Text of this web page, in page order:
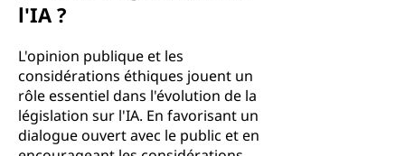
l'IA ?
L'opinion publique et les
considérations éthiques jouent un
rôle essentiel dans l'évolution de la
législation sur l'IA. En favorisant un
dialogue ouvert avec le public et en